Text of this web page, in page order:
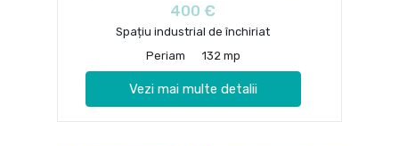
400 €
Spațiu industrial de închiriat
Periam
132 mp
Vezi mai multe detalii